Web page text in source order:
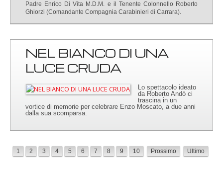
Padre Enrico Di Vita M.D.M. e il Tenente Colonnello Roberto
Ghiorzi (Comandante Compagnia Carabinieri di Carrara).
NEL BIANCO DI UNA
LUCE CRUDA
Lo spettacolo ideato
da Roberto Andò ci
trascina in un
vortice di memorie per celebrare Enzo Moscato, a due anni
dalla sua scomparsa.
1 2 3 4 5 6 7 8 9 10 Prossimo Ultimo